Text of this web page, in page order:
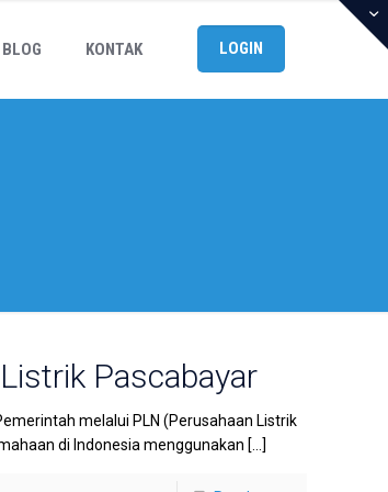
BLOG KONTAK LOGIN
Pascabayar
melalui PLN (Perusahaan Listrik
di Indonesia menggunakan […]